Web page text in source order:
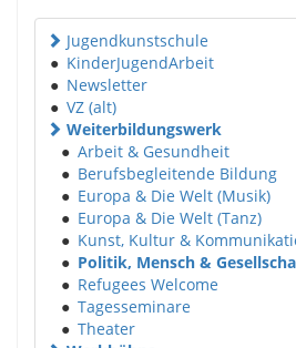
Jugendkunstschule
● KinderJugendArbeit
● Newsletter
● VZ (alt)
Weiterbildungswerk
● Arbeit & Gesundheit
● Berufsbegleitende Bildung
● Europa & Die Welt (Musik)
● Europa & Die Welt (Tanz)
● Kunst, Kultur &
● Politik, Mensch &
● Refugees Welcome
● Tagesseminare
● Theater